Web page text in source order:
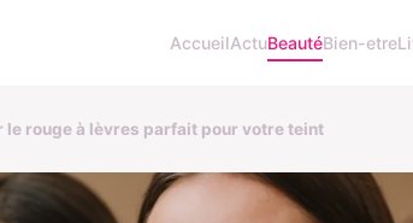
AccueilActuBeautéBien-etre
le rouge à lèvres parfait pour votre teint